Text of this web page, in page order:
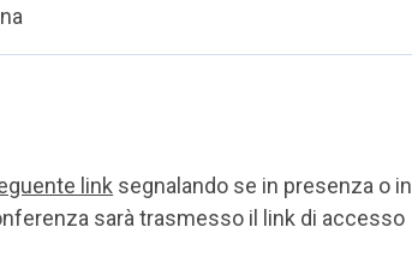
link segnalando se in presenza o in
sarà trasmesso il link di accesso